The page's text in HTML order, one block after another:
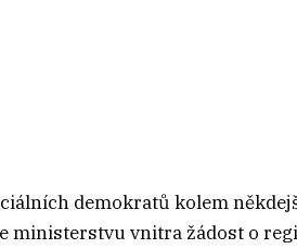
demokratů kolem
ministerstvu vnitra žádost o